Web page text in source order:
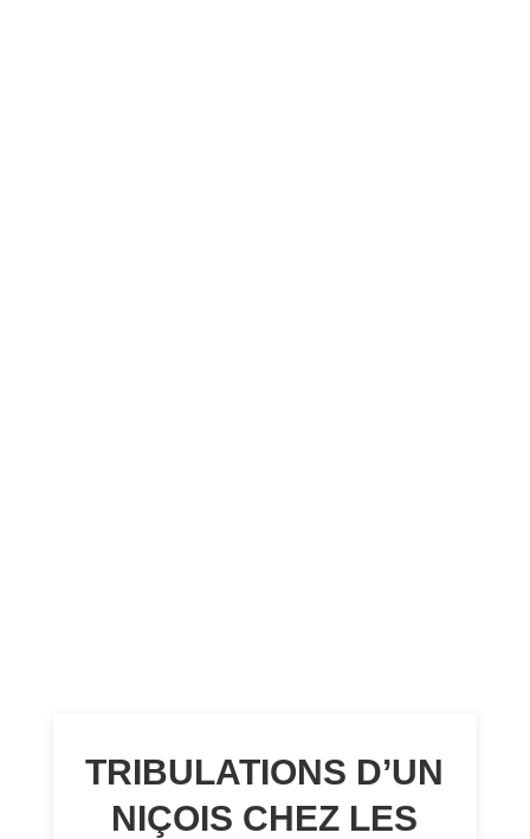
TRIBULATIONS D’UN
NIÇOIS CHEZ LES